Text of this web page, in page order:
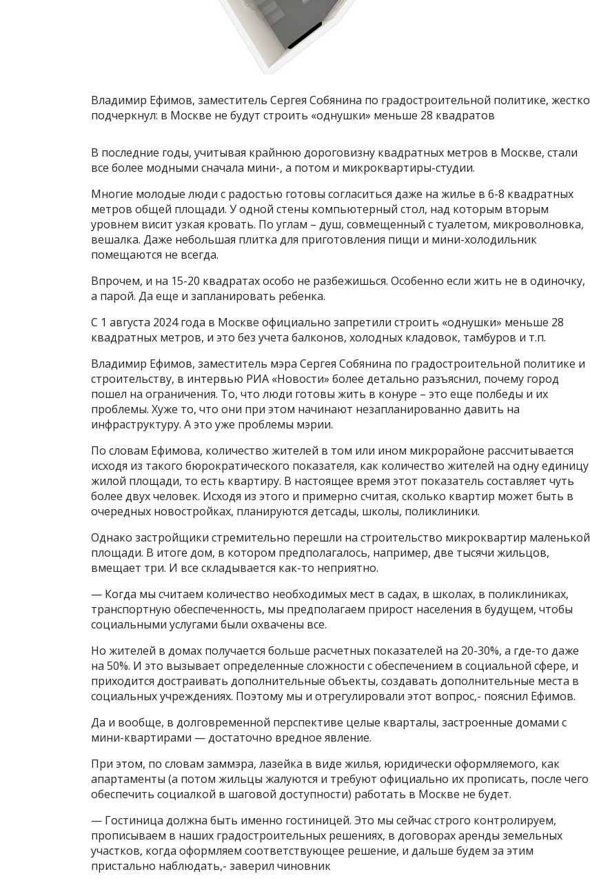
Владимир Ефимов, заместитель Сергея Собянина по градостроительной политике, жестко
подчеркнул: в Москве не будут строить «однушки» меньше 28 квадратов
В последние годы, учитывая крайнюю дороговизну квадратных метров в Москве, стали
все более модными сначала мини-, а потом и микроквартиры-студии.
Многие молодые люди с радостью готовы согласиться даже на жилье в 6-8 квадратных
метров общей площади. У одной стены компьютерный стол, над которым вторым
уровнем висит узкая кровать. По углам – душ, совмещенный с туалетом, микроволновка,
вешалка. Даже небольшая плитка для приготовления пищи и мини-холодильник
помещаются не всегда.
Впрочем, и на 15-20 квадратах особо не разбежишься. Особенно если жить не в одиночку,
а парой. Да еще и запланировать ребенка.
С 1 августа 2024 года в Москве официально запретили строить «однушки» меньше 28
квадратных метров, и это без учета балконов, холодных кладовок, тамбуров и т.п.
Владимир Ефимов, заместитель мэра Сергея Собянина по градостроительной политике и
строительству, в интервью РИА «Новости» более детально разъяснил, почему город
пошел на ограничения. То, что люди готовы жить в конуре – это еще полбеды и их
проблемы. Хуже то, что они при этом начинают незапланированно давить на
инфраструктуру. А это уже проблемы мэрии.
По словам Ефимова, количество жителей в том или ином микрорайоне рассчитывается
исходя из такого бюрократического показателя, как количество жителей на одну единицу
жилой площади, то есть квартиру. В настоящее время этот показатель составляет чуть
более двух человек. Исходя из этого и примерно считая, сколько квартир может быть в
очередных новостройках, планируются детсады, школы, поликлиники.
Однако застройщики стремительно перешли на строительство микроквартир маленькой
площади. В итоге дом, в котором предполагалось, например, две тысячи жильцов,
вмещает три. И все складывается как-то неприятно.
— Когда мы считаем количество необходимых мест в садах, в школах, в поликлиниках,
транспортную обеспеченность, мы предполагаем прирост населения в будущем, чтобы
социальными услугами были охвачены все.
Но жителей в домах получается больше расчетных показателей на 20-30%, а где-то даже
на 50%. И это вызывает определенные сложности с обеспечением в социальной сфере, и
приходится достраивать дополнительные объекты, создавать дополнительные места в
социальных учреждениях. Поэтому мы и отрегулировали этот вопрос,- пояснил Ефимов.
Да и вообще, в долговременной перспективе целые кварталы, застроенные домами с
мини-квартирами — достаточно вредное явление.
При этом, по словам заммэра, лазейка в виде жилья, юридически оформляемого, как
апартаменты (а потом жильцы жалуются и требуют официально их прописать, после чего
обеспечить социалкой в шаговой доступности) работать в Москве не будет.
— Гостиница должна быть именно гостиницей. Это мы сейчас строго контролируем,
прописываем в наших градостроительных решениях, в договорах аренды земельных
участков, когда оформляем соответствующее решение, и дальше будем за этим
пристально наблюдать,- заверил чиновник